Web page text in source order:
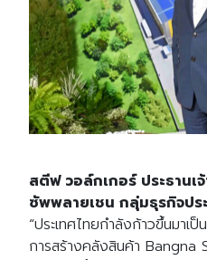
สตีฟ วอล์กเกอร์ ประธานเ
ซัพพลายเชน กลุ่มธุรกิจปร
“ประเทศไทยกำลังก้าวขึ้นมาเ
การสร้างคลังสินค้า Bangna